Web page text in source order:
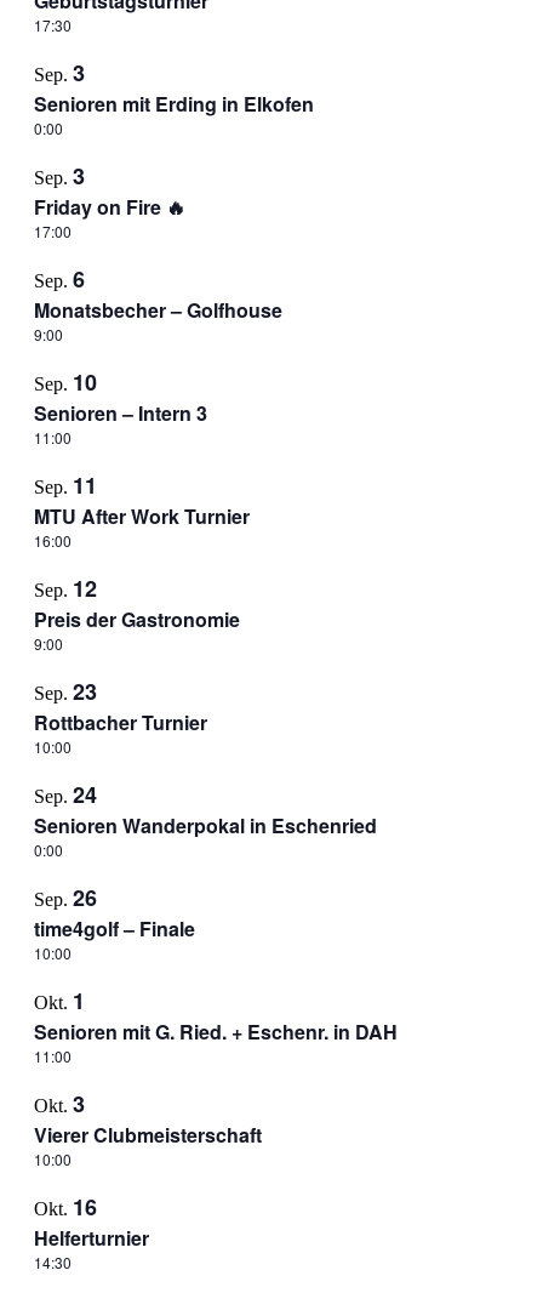
17:30
Sep. 3
Senioren mit Erding in Elkofen
0:00
Sep. 3
Friday on Fire 🔥
17:00
Sep. 6
Monatsbecher – Golfhouse
9:00
Sep. 10
Senioren – Intern 3
11:00
Sep. 11
MTU After Work Turnier
16:00
Sep. 12
Preis der Gastronomie
9:00
Sep. 23
Rottbacher Turnier
10:00
Sep. 24
Senioren Wanderpokal in Eschenried
0:00
Sep. 26
time4golf – Finale
10:00
Okt. 1
Senioren mit G. Ried. + Eschenr. in DAH
11:00
Okt. 3
Vierer Clubmeisterschaft
10:00
Okt. 16
Helferturnier
14:30